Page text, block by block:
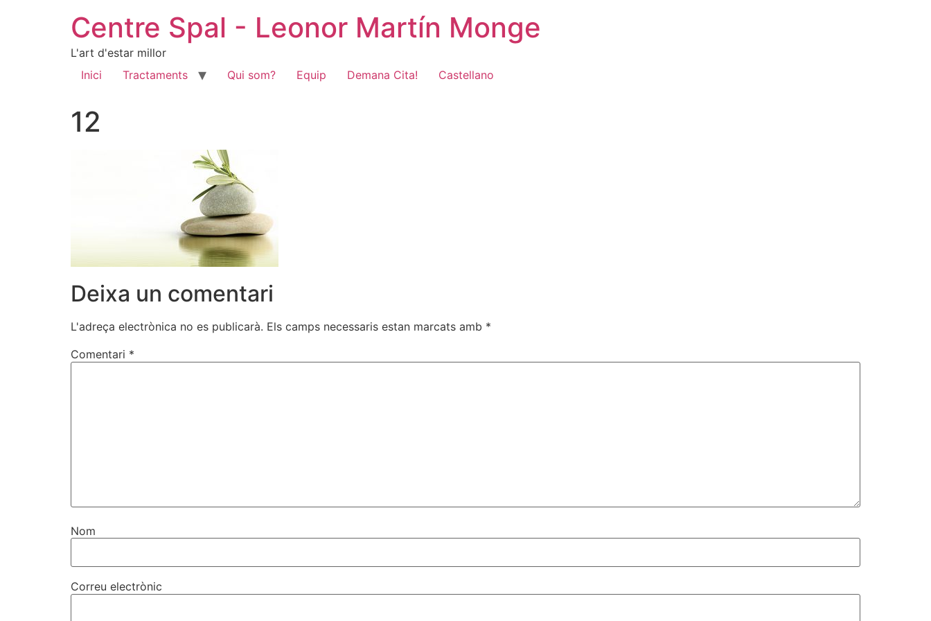
Centre Spal - Leonor Martín Monge
L'art d'estar millor
Inici
Tractaments Qui som? Equip Demana Cita! Castellano
12
Deixa un comentari
L'adreça electrònica no es publicarà. Els camps necessaris estan marcats amb *
Comentari *
Nom
Correu electrònic